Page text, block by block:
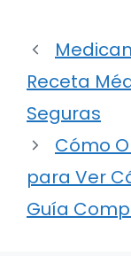
Receta
Seguras
Cómo
para Ver
Guía